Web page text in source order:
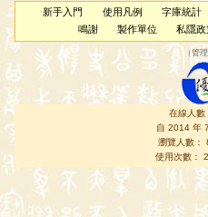
新手入門 使用凡例 字庫統計
鳴謝
製作單位 私隱政
（管
在線人數
自 2014 年
瀏覽人數：
使用次數：